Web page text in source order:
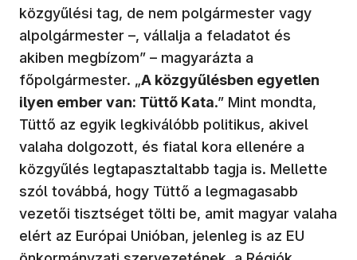
közgyűlési tag, de nem polgármester vagy
alpolgármester –, vállalja a feladatot és
akiben megbízom” – magyarázta a
főpolgármester. „A közgyűlésben egyetlen
ilyen ember van: Tüttő Kata.” Mint mondta,
Tüttő az egyik legkiválóbb politikus, akivel
valaha dolgozott, és fiatal kora ellenére a
közgyűlés legtapasztaltabb tagja is. Mellette
szól továbbá, hogy Tüttő a legmagasabb
vezetői tisztséget tölti be, amit magyar valaha
elért az Európai Unióban, jelenleg is az EU